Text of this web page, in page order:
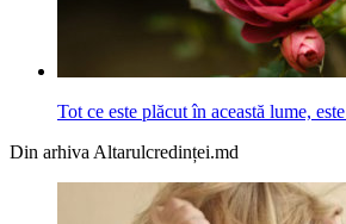
Tot ce este plăcut în această lume,
Din arhiva Altarulcredinței.md